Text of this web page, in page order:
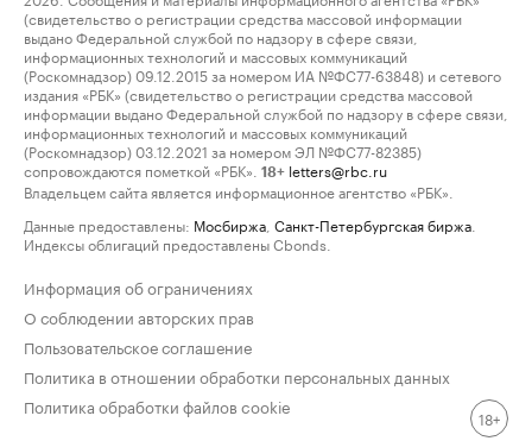
(свидетельство о регистрации средства массовой информации
выдано Федеральной службой по надзору в сфере связи,
информационных технологий и массовых коммуникаций
(Роскомнадзор) 09.12.2015 за номером ИА №ФС77-63848) и сетевого
издания «РБК» (свидетельство о регистрации средства массовой
информации выдано Федеральной службой по надзору в сфере связи,
информационных технологий и массовых коммуникаций
(Роскомнадзор) 03.12.2021 за номером ЭЛ №ФС77-82385)
сопровождаются пометкой «РБК».
18+ letters@rbc.ru
Владельцем сайта является информационное агентство «РБК».
Данные предоставлены: Мосбиржа Санкт-Петербургская биржа
Индексы облигаций предоставлены Cbonds.
Информация об ограничениях
О соблюдении авторских прав
Пользовательское соглашение
Политика в отношении обработки персональных данных
Политика обработки файлов cookie
18+